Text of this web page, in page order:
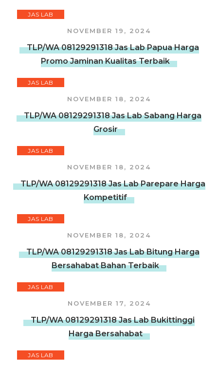
JAS LAB
NOVEMBER 19, 2024
TLP/WA 08129291318 Jas Lab Papua Harga
Promo Jaminan Kualitas Terbaik
JAS LAB
NOVEMBER 18, 2024
TLP/WA 08129291318 Jas Lab Sabang Harga
Grosir
JAS LAB
NOVEMBER 18, 2024
TLP/WA 08129291318 Jas Lab Parepare Harga
Kompetitif
JAS LAB
NOVEMBER 18, 2024
TLP/WA 08129291318 Jas Lab Bitung Harga
Bersahabat Bahan Terbaik
JAS LAB
NOVEMBER 17, 2024
TLP/WA 08129291318 Jas Lab Bukittinggi
Harga Bersahabat
JAS LAB